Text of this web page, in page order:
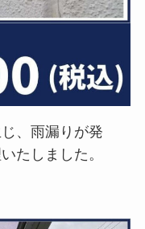
、雨漏りが発
たしました。